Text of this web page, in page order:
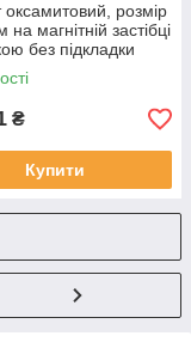
оксамитовий, розмір
на магнітній застібці
без підкладки
₴
Купити